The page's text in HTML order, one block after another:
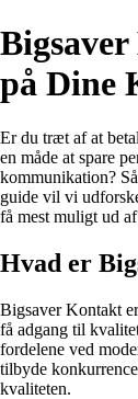
på Dine
Er du træt af at
en måde at spare
kommunikation?
guide vil vi
få mest muligt ud
Hvad er
Bigsaver Kontakt
få adgang til
fordelene ved
tilbyde
kvaliteten.